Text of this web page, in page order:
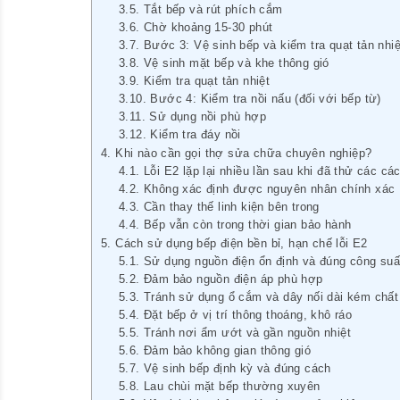
Tắt bếp và rút phích cắm
Chờ khoảng 15-30 phút
Bước 3: Vệ sinh bếp và kiểm tra quạt tản
Vệ sinh mặt bếp và khe thông gió
Kiểm tra quạt tản nhiệt
Bước 4: Kiểm tra nồi nấu (đối với bếp từ)
Sử dụng nồi phù hợp
Kiểm tra đáy nồi
Khi nào cần gọi thợ sửa chữa chuyên nghiệp?
Lỗi E2 lặp lại nhiều lần sau khi đã thử các
Không xác định được nguyên nhân chính xác
Cần thay thế linh kiện bên trong
Bếp vẫn còn trong thời gian bảo hành
Cách sử dụng bếp điện bền bỉ, hạn chế lỗi E2
Sử dụng nguồn điện ổn định và đúng công
Đảm bảo nguồn điện áp phù hợp
Tránh sử dụng ổ cắm và dây nối dài kém
Đặt bếp ở vị trí thông thoáng, khô ráo
Tránh nơi ẩm ướt và gần nguồn nhiệt
Đảm bảo không gian thông gió
Vệ sinh bếp định kỳ và đúng cách
Lau chùi mặt bếp thường xuyên